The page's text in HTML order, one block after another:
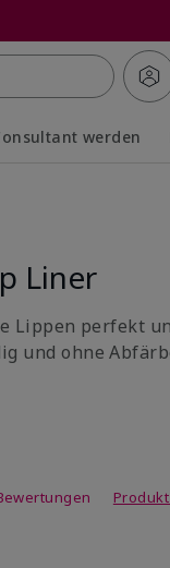
werden
Liner
Lippen perfekt
und ohne